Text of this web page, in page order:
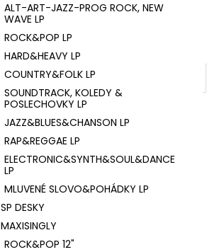
ALT-ART-JAZZ-PROG ROCK, NEW
WAVE LP
ROCK&POP LP
HARD&HEAVY LP
COUNTRY&FOLK LP
SOUNDTRACK, KOLEDY &
POSLECHOVKY LP
JAZZ&BLUES&CHANSON LP
RAP&REGGAE LP
ELECTRONIC&SYNTH&SOUL&DANCE
LP
MLUVENÉ SLOVO&POHÁDKY LP
SP DESKY
MAXISINGLY
ROCK&POP 12"